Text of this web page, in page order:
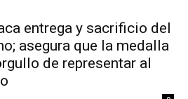
entrega y sacrificio del
asegura que la medalla
de representar al